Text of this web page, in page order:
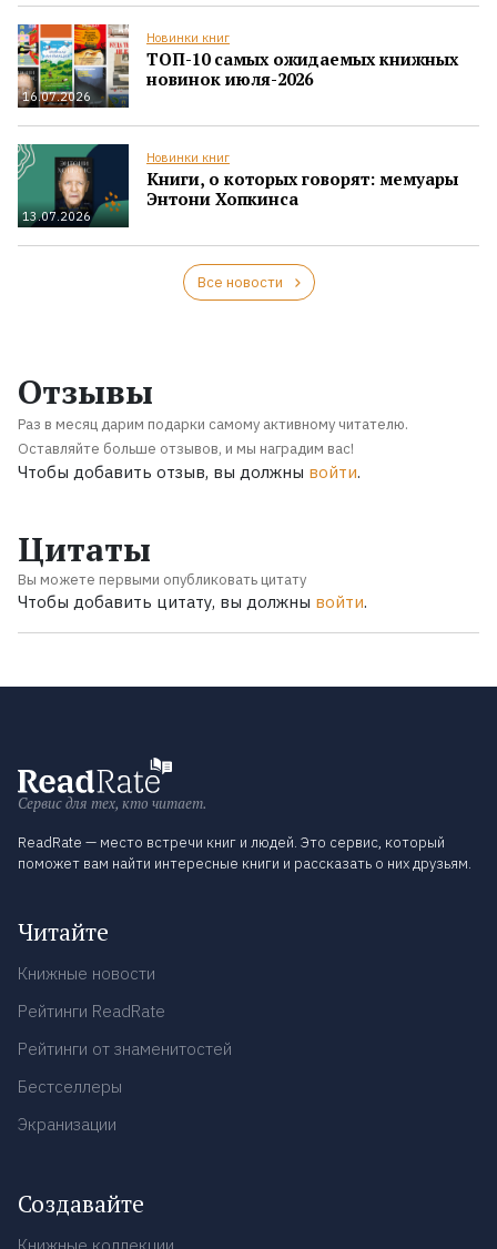
16.07.2026
Новинки книг
ТОП-10 самых ожидаемых книжных
новинок июля-2026
13.07.2026
Новинки книг
Книги, о которых говорят: мемуары
Энтони Хопкинса
Все новости
Отзывы
Раз в месяц дарим подарки самому активному читателю.
Оставляйте больше отзывов, и мы наградим вас!
Чтобы добавить отзыв, вы должны войти.
Цитаты
Вы можете первыми опубликовать цитату
Чтобы добавить цитату, вы должны войти.
Сервис для тех, кто читает.
ReadRate — место встречи книг и людей. Это сервис, который
поможет вам найти интересные книги и рассказать о них друзьям.
Читайте
Книжные новости
Рейтинги ReadRate
Рейтинги от знаменитостей
Бестселлеры
Экранизации
Создавайте